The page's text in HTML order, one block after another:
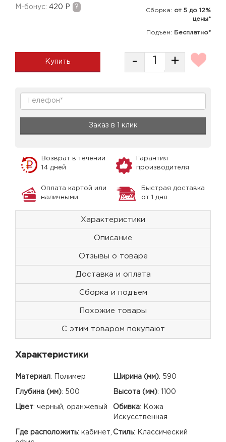
M-бонус: 420 Р ?
Сборка: от 5 до 12%
цены*
Подъем: Бесплатно*
Купить - +
Заказ в 1 клик
Возврат в течении
14 дней
Гарантия
производителя
Оплата картой или
наличными
Быстрая доставка
от 1 дня
Характеристики
Описание
Отзывы о товаре
Доставка и оплата
Сборка и подъем
Похожие товары
С этим товаром покупают
Характеристики
Материал: Полимер Ширина (мм): 590
Глубина (мм): 500 Высота (мм): 1100
Цвет: черный, оранжевый Обивка:
Кожа
Искусственная
Где расположить: кабинет, Стиль: Классический